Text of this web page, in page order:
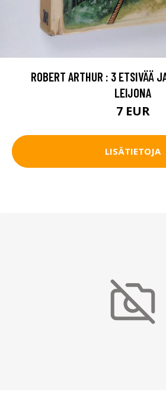
ROBERT ARTHUR : 3 ETSIVÄÄ
LEIJONA
7 EUR
LISÄTIETOJA